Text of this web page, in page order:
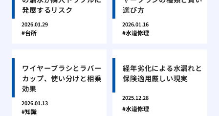
発展するリスク
2026.01.29
台所
選び方
2026.01.16
水道修理
ワイヤーブラシとラバー
カップ、使い分けと相乗
効果
2026.01.13
知識
経年劣化による水漏れと
保険適用厳しい現実
2025.12.28
水道修理